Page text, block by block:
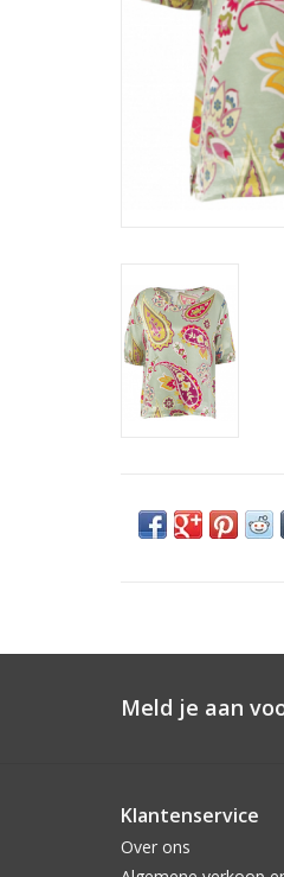
Meld je aan
Klantenservice
Over ons